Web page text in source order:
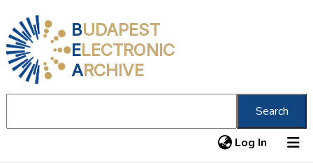
BUDAPEST
ELECTRONIC
ARCHIVE
Search
Log In (current)